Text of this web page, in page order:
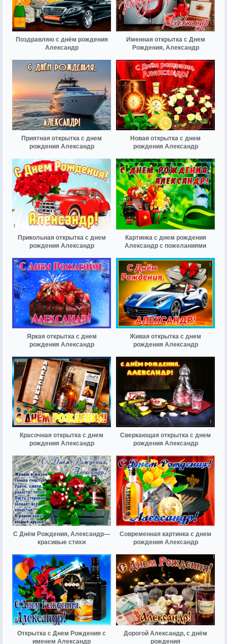
Поздравляю с днём рождения
Александр
Именная открытка с Днем
Рождения, Александр
Приятная открытка с днем
рождения Александр
Новая открытка с днем
рождения Александр
Прикольная открытка с днем
рождения Александр
Картинка с днем рождения
Александр с пожеланиями
Яркая открытка с днем
рождения Александр
Живая открытка с днем
рождения Александр
Красочная открытка с днем
рождения Александр
Сверкающая открытка с днем
рождения Александр
С Днём Рождения, Александр—
красивые стихи
Современная картинка с днем
рождения Александр
Открытка с Днем Рождения с
именем Александр
Дорогой Александр, с днём
рождения